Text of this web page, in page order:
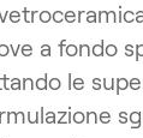
a fondo
le